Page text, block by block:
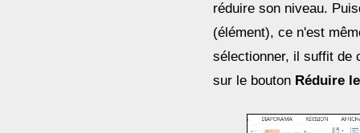
réduire son niveau.
(élément), ce n'est
sélectionner, il suffit de
sur le bouton Réduire